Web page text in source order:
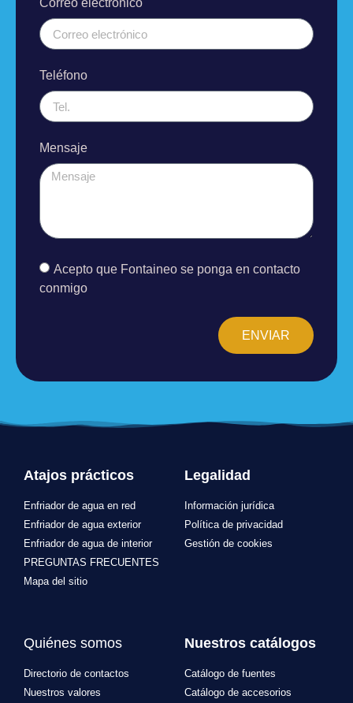
Correo electrónico
Teléfono
Mensaje
Acepto que Fontaineo se ponga en contacto
conmigo
ENVIAR
Atajos prácticos
Enfriador de agua en red
Enfriador de agua exterior
Enfriador de agua de interior
PREGUNTAS FRECUENTES
Mapa del sitio
Legalidad
Información jurídica
Política de privacidad
Gestión de cookies
Quiénes somos
Directorio de contactos
Nuestros valores
Nuestros catálogos
Catálogo de fuentes
Catálogo de accesorios